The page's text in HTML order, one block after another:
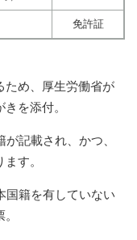
免許証
め、厚生労働省が
を添付。
記載され、かつ、
す。
籍を有していない